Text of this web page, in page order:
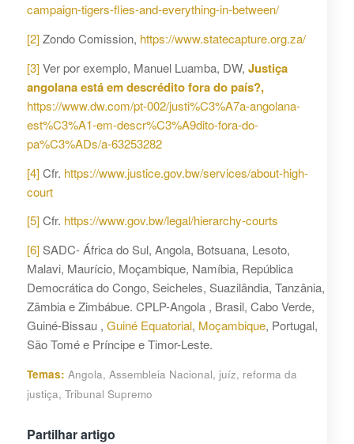
campaign-tigers-flies-and-everything-in-between/
[2]Zondo Comission, https://www.statecapture.org.za/
[3]Ver por exemplo, Manuel Luamba, DW, Justiça
angolana está em descrédito fora do país?,
https://www.dw.com/pt-002/justi%C3%A7a-angolana-
est%C3%A1-em-descr%C3%A9dito-fora-do-
pa%C3%ADs/a-63253282
[4]Cfr. https://www.justice.gov.bw/services/about-high-
court
[5]Cfr. https://www.gov.bw/legal/hierarchy-courts
[6]SADC- África do Sul, Angola, Botsuana, Lesoto,
Malavi, Maurício, Moçambique, Namíbia, República
Democrática do Congo, Seicheles, Suazilândia, Tanzânia,
Zâmbia e Zimbábue. CPLP-Angola , Brasil, Cabo Verde,
Guiné-Bissau , Guiné Equatorial, Moçambique, Portugal,
São Tomé e Príncipe e Timor-Leste.
Temas: Angola, Assembleia Nacional, juíz, reforma da
justiça, Tribunal Supremo
Partilhar artigo